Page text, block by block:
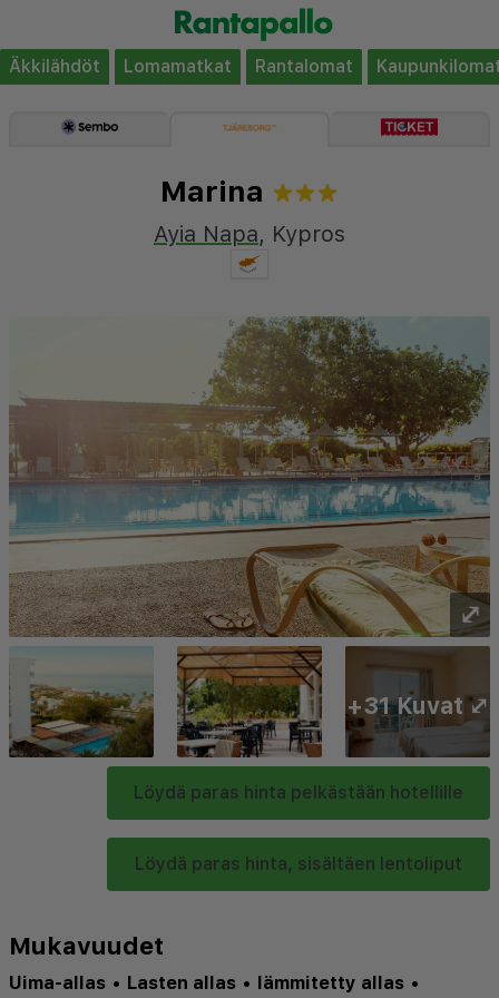
Äkkilähdöt Lomamatkat Rantalomat
Marina
Ayia Napa, Kypros
⤢
Löydä paras hinta pelkästään hotellille
Löydä paras hinta, sisältäen lentoliput
+31 Kuvat ⤢
Mukavuudet
Uima-allas • Lasten allas • lämmitetty allas •